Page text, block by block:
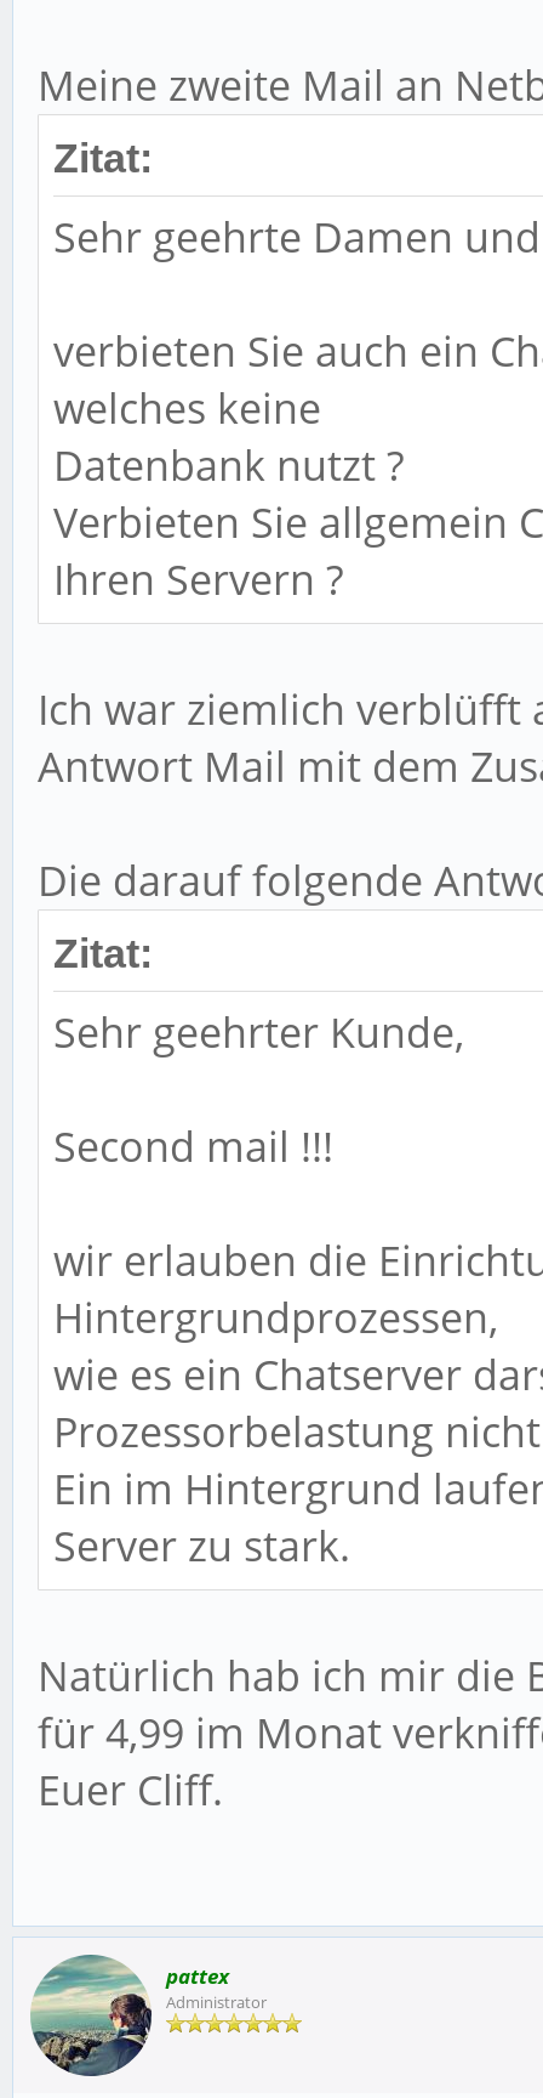
Meine zweite Mail an
Zitat:
Sehr geehrte Damen
verbieten Sie auch ein
welches keine
Datenbank nutzt ?
Verbieten Sie allgemein
Ihren Servern ?
Ich war ziemlich verblüfft
Antwort Mail mit dem
Die darauf folgende
Zitat:
Sehr geehrter Kunde,
Second mail !!!
wir erlauben die
Hintergrundprozessen,
wie es ein Chatserver
Prozessorbelastung
Ein im Hintergrund
Server zu stark.
Natürlich hab ich mir die
für 4,99 im Monat
Euer Cliff.
pattex
Administrator